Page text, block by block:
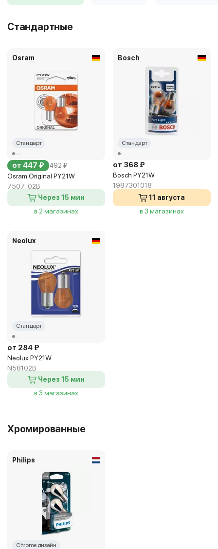
Стандартные
Osram
Стандарт
от 447 ₽ 492 ₽
Osram Original PY21W
7507-02B
Через 15 мин
в 2 магазинах
Bosch
Стандарт
от 368 ₽
Bosch PY21W
1987301018
11 августа
в 3 магазинах
Neolux
Стандарт
от 284 ₽
Neolux PY21W
N58102B
Через 15 мин
в 3 магазинах
Хромированные
Philips
Chrome дизайн